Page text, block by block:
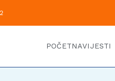
33
POČETNAVIJESTI